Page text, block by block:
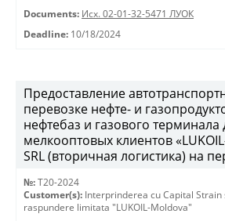
Documents: Исх. 02-01-32-5471 ЛУОК
Deadline: 10/18/2024
Предоставление
перевозке нефте- и
нефтебаз и газового
мелкооптовых клиентов
SRL (вторичная логистика) на
№: T20-2024
Customer(s): Interprinderea cu Capital Strain
raspundere limitata "LUKOIL-Moldova"